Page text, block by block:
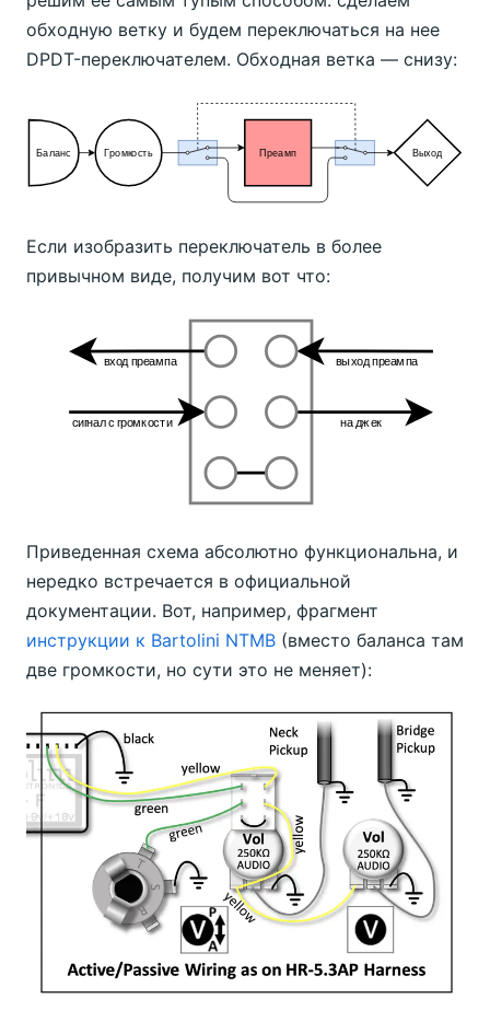
обходную ветку и будем переключаться на нее
DPDT-переключателем. Обходная ветка — снизу:
Если изобразить переключатель в более
привычном виде, получим вот что:
Приведенная схема абсолютно функциональна, и
нередко встречается в официальной
документации. Вот, например, фрагмент
инструкции к Bartolini NTMB (вместо баланса там
две громкости, но сути это не меняет):